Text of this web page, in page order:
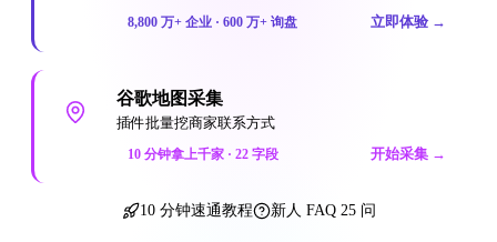
8,800 万+ 企业 · 600 万+ 询盘 立即体验 →
谷歌地图采集
插件批量挖商家联系方式
10 分钟拿上千家 · 22 字段 开始采集 →
10 分钟速通教程 新人 FAQ 25 问